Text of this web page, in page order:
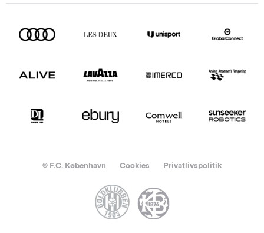
© F.C. København Cookies Privatlivspolitik